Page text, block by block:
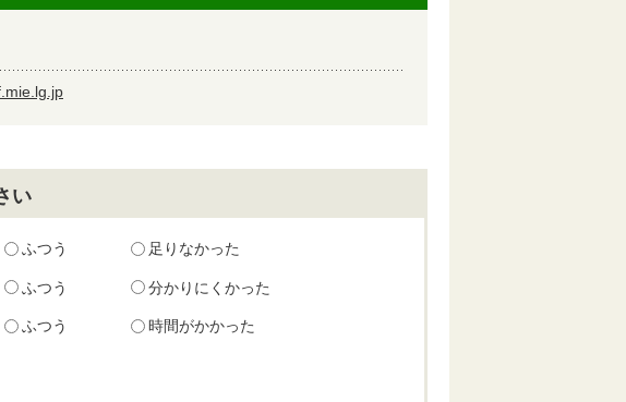
い
ふつう 足りなかった
ふつう 分かりにくかった
ふつう 時間がかかった